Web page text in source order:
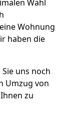
Wahl
Wohnung
haben die
uns noch
Umzug von
zu